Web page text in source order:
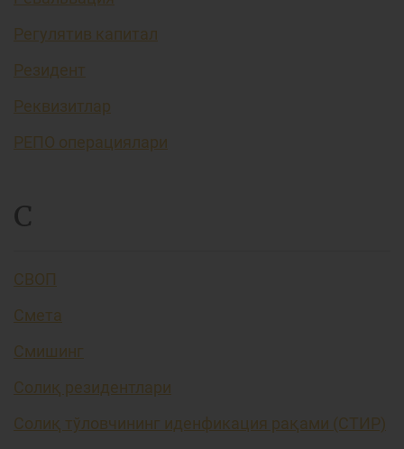
Регулятив капитал
Резидент
Реквизитлар
РЕПО операциялари
С
СВОП
Смета
Смишинг
Солиқ резидентлари
Солиқ тўловчининг иденфикация рақами (СТИР)